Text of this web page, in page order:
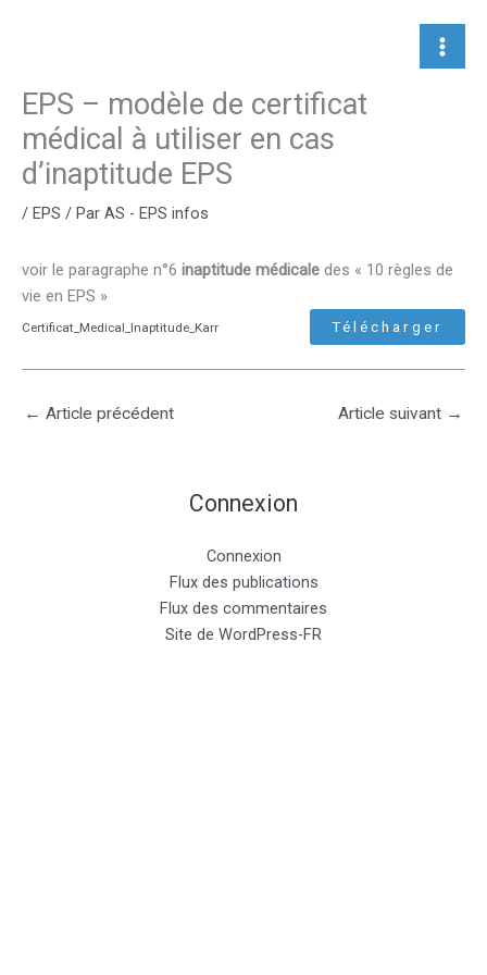
EPS – modèle de certificat
médical à utiliser en cas
d’inaptitude EPS
/ EPS / Par AS - EPS infos
voir le paragraphe n°6 inaptitude médicale des « 10 règles de
vie en EPS »
Certificat_Medical_Inaptitude_Karr Télécharger
← Article précédent Article suivant →
Connexion
Connexion
Flux des publications
Flux des commentaires
Site de WordPress-FR